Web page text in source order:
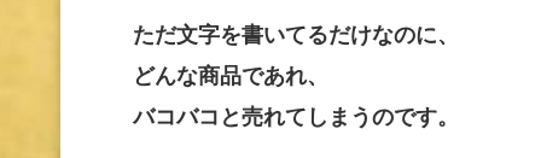
ただ文字を書いてるだけなのに、
どんな商品であれ、
バコバコと売れてしまうのです。